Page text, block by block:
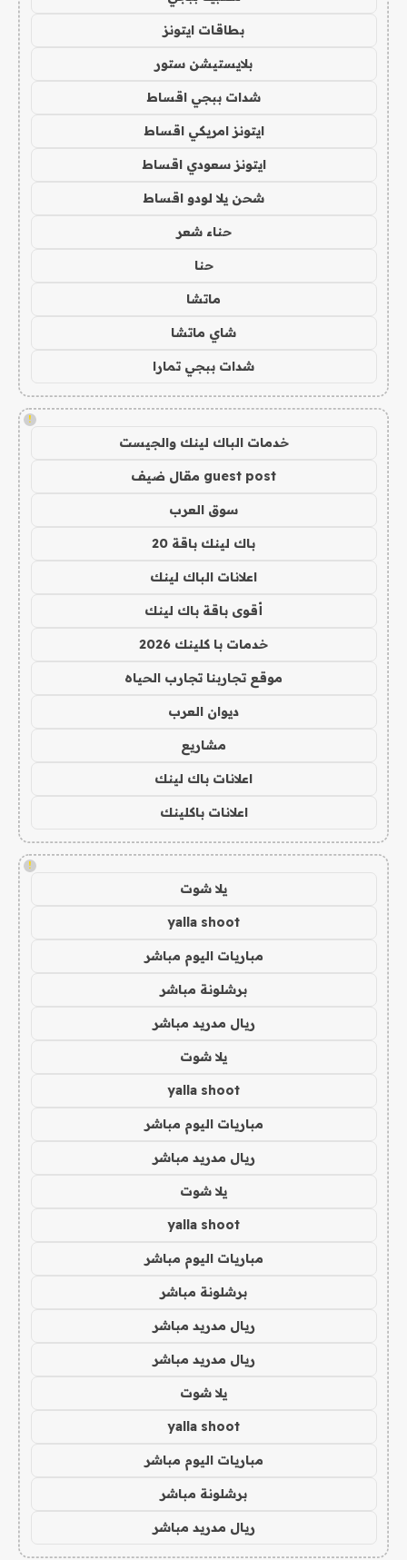
بطاقات ايتونز
بلايستيشن ستور
شدات ببجي اقساط
ايتونز امريكي اقساط
ايتونز سعودي اقساط
شحن يلا لودو اقساط
حناء شعر
حنا
ماتشا
شاي ماتشا
شدات ببجي تمارا
!
خدمات الباك لينك والجيست
guest post مقال ضيف
سوق العرب
باك لينك باقة 20
اعلانات الباك لينك
أقوى باقة باك لينك
خدمات با كلينك 2026
موقع تجاربنا تجارب الحياه
ديوان العرب
مشاريع
اعلانات باك لينك
اعلانات باكلينك
!
يلا شوت
yalla shoot
مباريات اليوم مباشر
برشلونة مباشر
ريال مدريد مباشر
يلا شوت
yalla shoot
مباريات اليوم مباشر
ريال مدريد مباشر
يلا شوت
yalla shoot
مباريات اليوم مباشر
برشلونة مباشر
ريال مدريد مباشر
ريال مدريد مباشر
يلا شوت
yalla shoot
مباريات اليوم مباشر
برشلونة مباشر
ريال مدريد مباشر